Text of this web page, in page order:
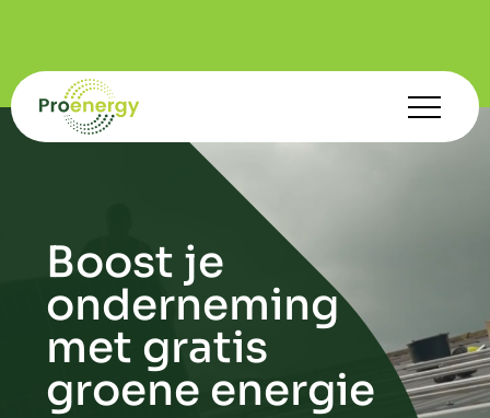
Boost je
onderneming
met gratis
groene energie